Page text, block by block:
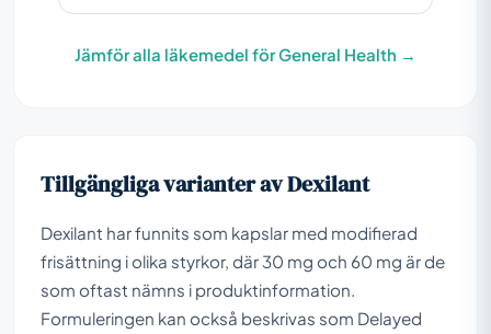
Jämför alla läkemedel för General Health →
Tillgängliga varianter av Dexilant
Dexilant har funnits som kapslar med modifierad
frisättning i olika styrkor, där 30 mg och 60 mg är de
som oftast nämns i produktinformation.
Formuleringen kan också beskrivas som Delayed